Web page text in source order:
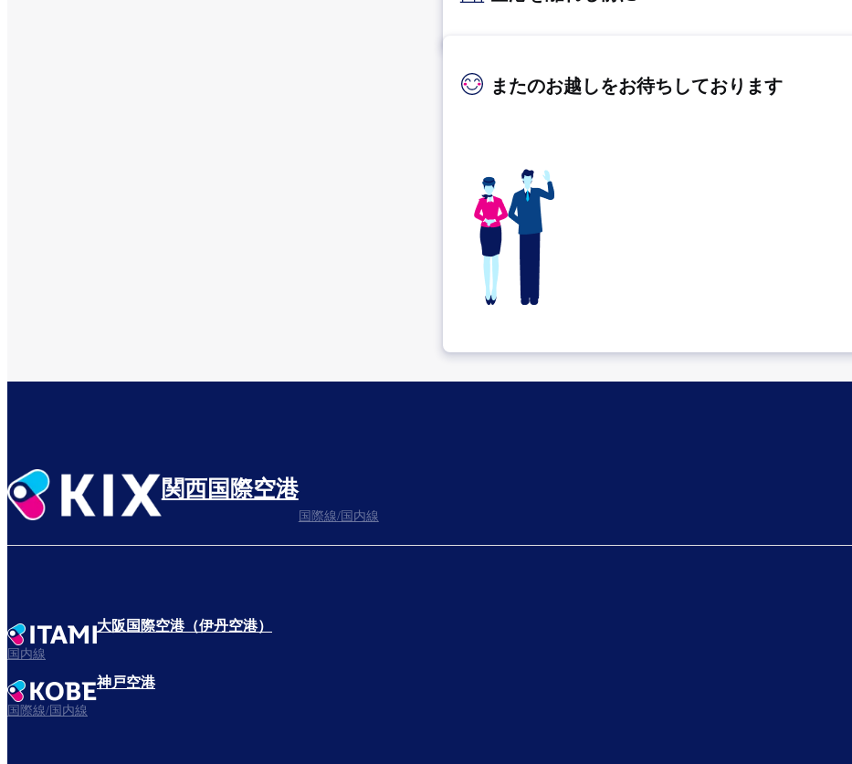
またのお越しをお待ちしております
関西国際空港
国際線/国内線
大阪国際空港（伊丹空港）
国内線
神戸空港
国際線/国内線